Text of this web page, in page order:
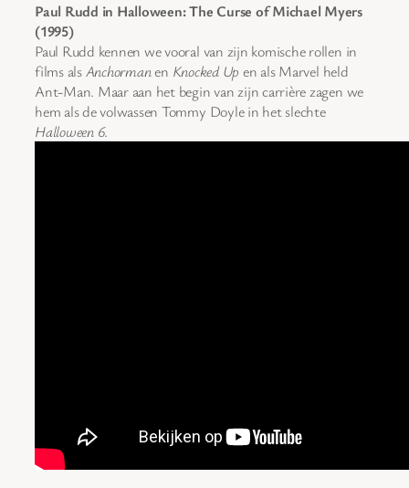
Paul Rudd in Halloween: The Curse of Michael Myers
(1995)
Paul Rudd kennen we vooral van zijn komische rollen in
films alsAnchormanen Knocked Up en als Marvel held
Ant-Man. Maar aan het begin van zijn carrière zagen we
hem als de volwassen Tommy Doyle in het slechte
Halloween 6.